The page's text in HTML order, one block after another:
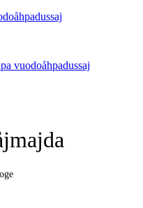
vuodoåhpadussaj